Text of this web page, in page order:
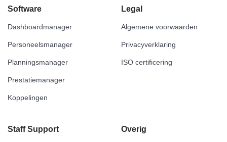
Software
Dashboardmanager
Personeelsmanager
Planningsmanager
Prestatiemanager
Koppelingen
Legal
Algemene voorwaarden
Privacyverklaring
ISO certificering
Staff Support Overig